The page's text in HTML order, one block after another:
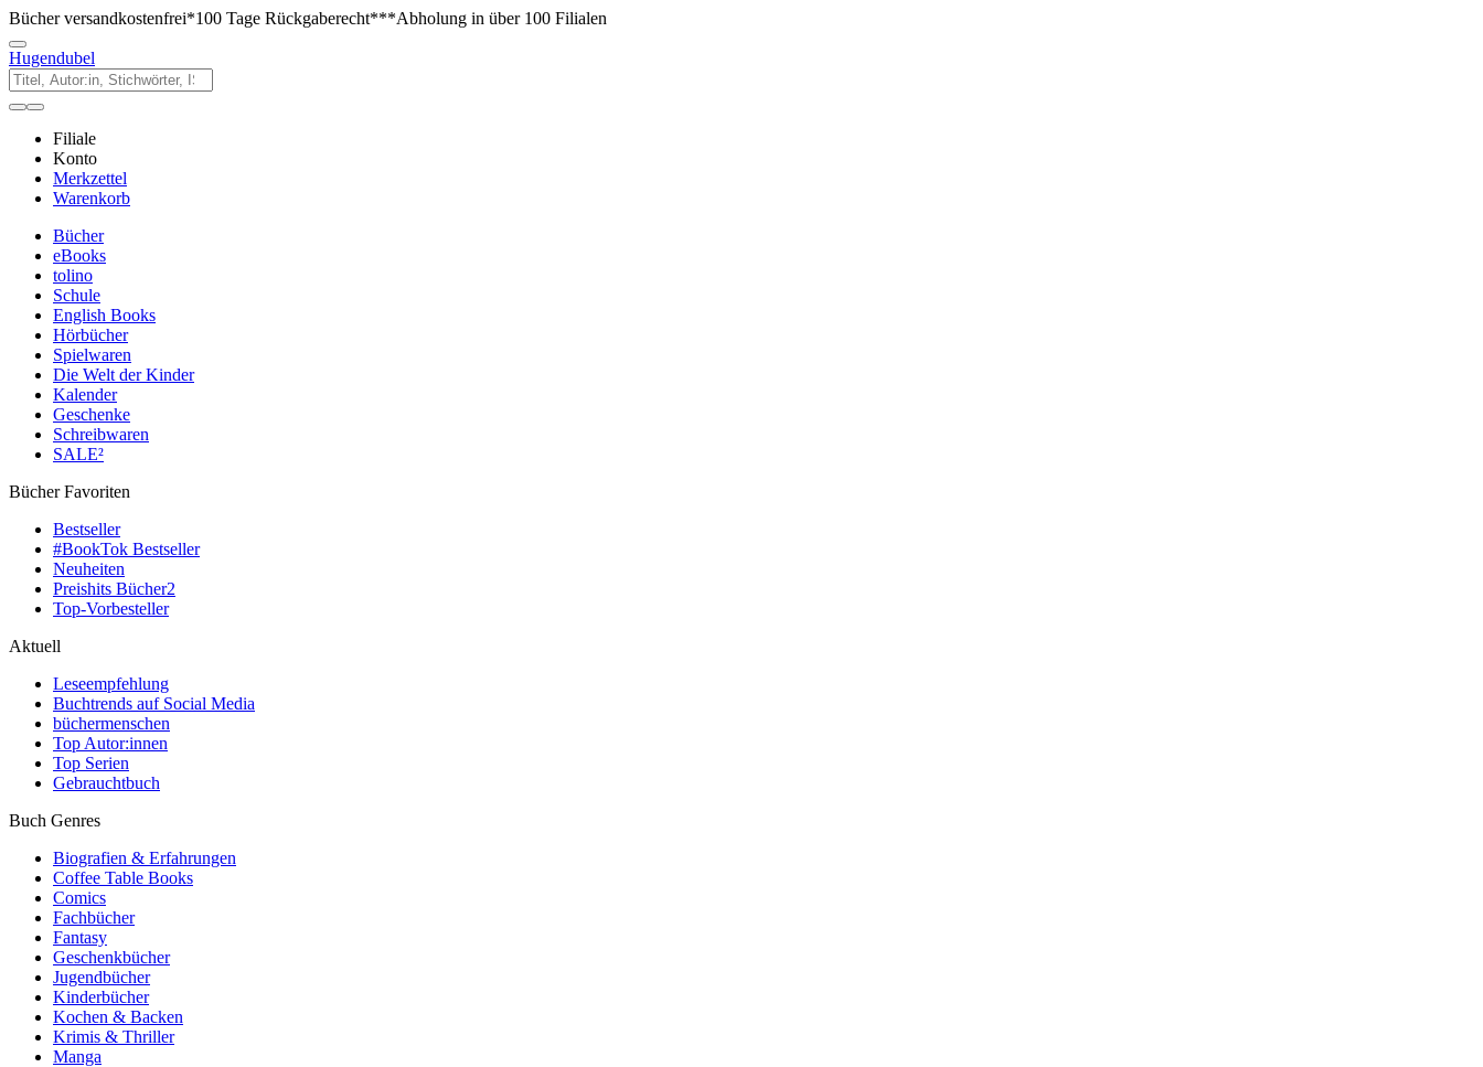
Bücher versandkostenfrei*100 Tage Rückgaberecht***Abholung in über 100 Filialen
Hugendubel
Filiale
Konto
Merkzettel
Warenkorb
Bücher
eBooks
tolino
Schule
English Books
Hörbücher
Spielwaren
Die Welt der Kinder
Kalender
Geschenke
Schreibwaren
SALE²
Bücher Favoriten
Bestseller
#BookTok Bestseller
Neuheiten
Preishits Bücher2
Top-Vorbesteller
Aktuell
Leseempfehlung
Buchtrends auf Social Media
büchermenschen
Top Autor:innen
Top Serien
Gebrauchtbuch
Buch Genres
Biografien & Erfahrungen
Coffee Table Books
Comics
Fachbücher
Fantasy
Geschenkbücher
Jugendbücher
Kinderbücher
Kochen & Backen
Krimis & Thriller
Manga